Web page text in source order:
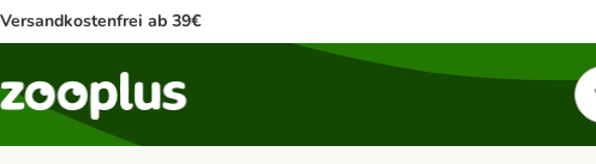
Versandkostenfrei ab 39€